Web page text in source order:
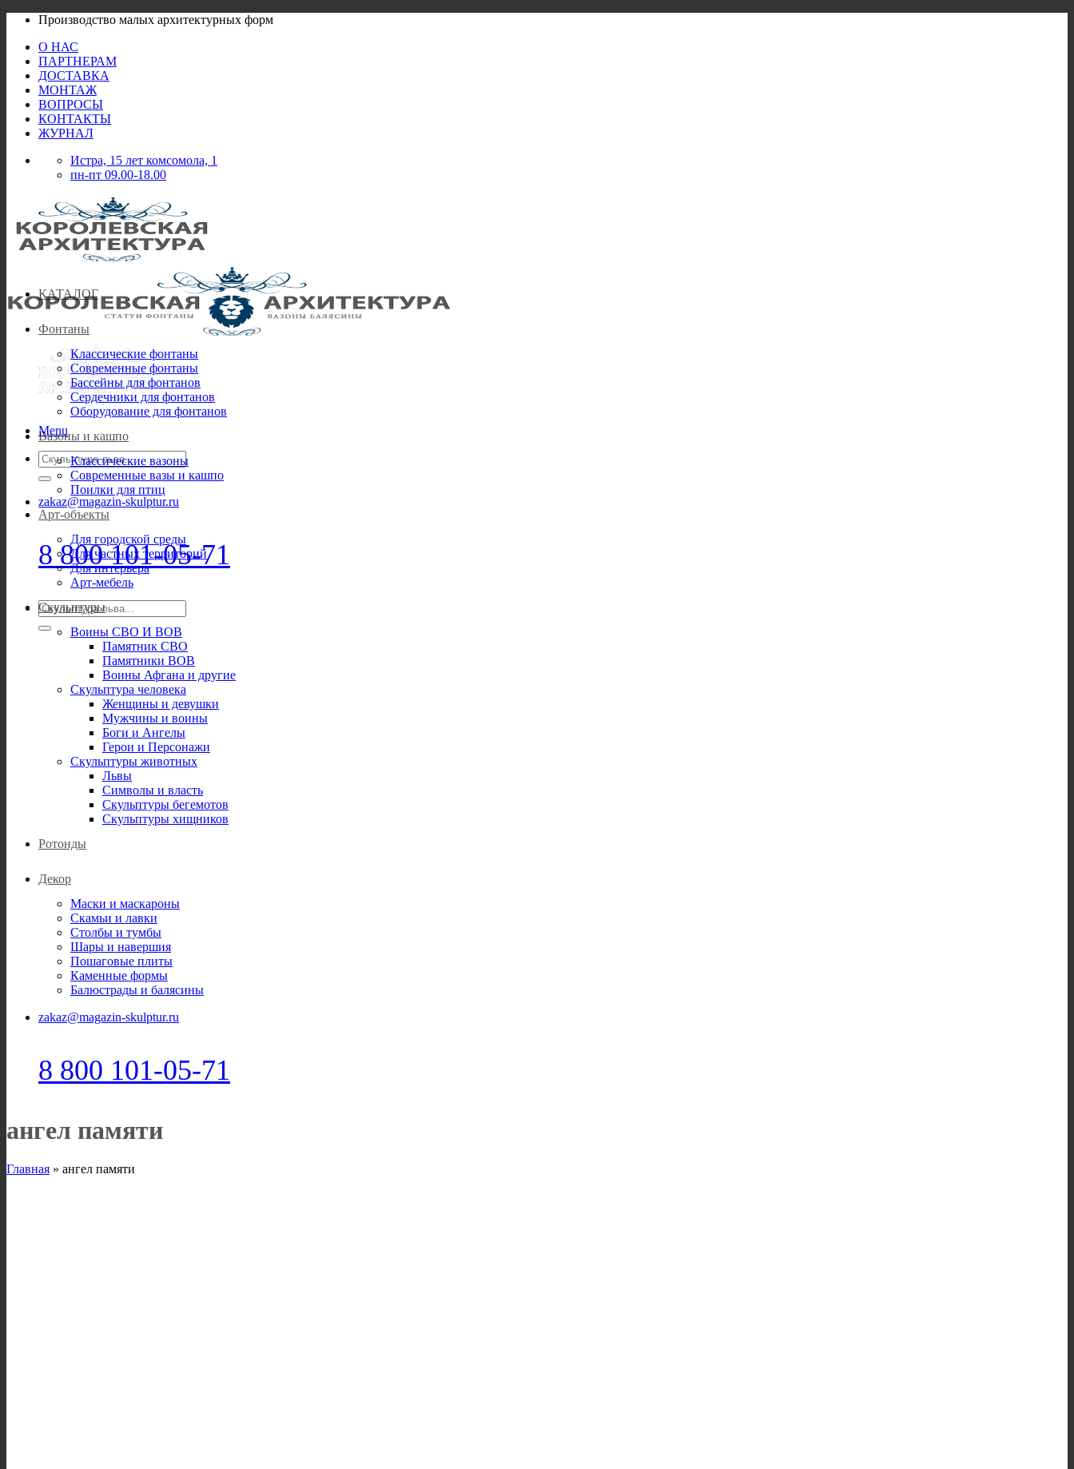
Skip
content
Производство малых архитектурных форм
О НАС
ПАРТНЕРАМ
ДОСТАВКА
МОНТАЖ
ВОПРОСЫ
КОНТАКТЫ
ЖУРНАЛ
Истра, 15 лет комсомола, 1
пн-пт 09.00-18.00
Menu
Искать:
zakaz@magazin-skulptur.ru
8 800 101-05-71
Искать:
КАТАЛОГ
Фонтаны
Классические фонтаны
Современные фонтаны
Бассейны для фонтанов
Сердечники для фонтанов
Оборудование для фонтанов
Вазоны и кашпо
Классические вазоны
Современные вазы и кашпо
Поилки для птиц
Арт-объекты
Для городской среды
Для частных территорий
Для интерьера
Арт-мебель
Скульптуры
Воины СВО И ВОВ
Памятник СВО
Памятники ВОВ
Воины Афгана и другие
Скульптура человека
Женщины и девушки
Мужчины и воины
Боги и Ангелы
Герои и Персонажи
Скульптуры животных
Львы
Символы и власть
Скульптуры бегемотов
Скульптуры хищников
Ротонды
Декор
Маски и маскароны
Скамьи и лавки
Столбы и тумбы
Шары и навершия
Пошаговые плиты
Каменные формы
Балюстрады и балясины
zakaz@magazin-skulptur.ru
8 800 101-05-71
ангел памяти
Главная » ангел памяти